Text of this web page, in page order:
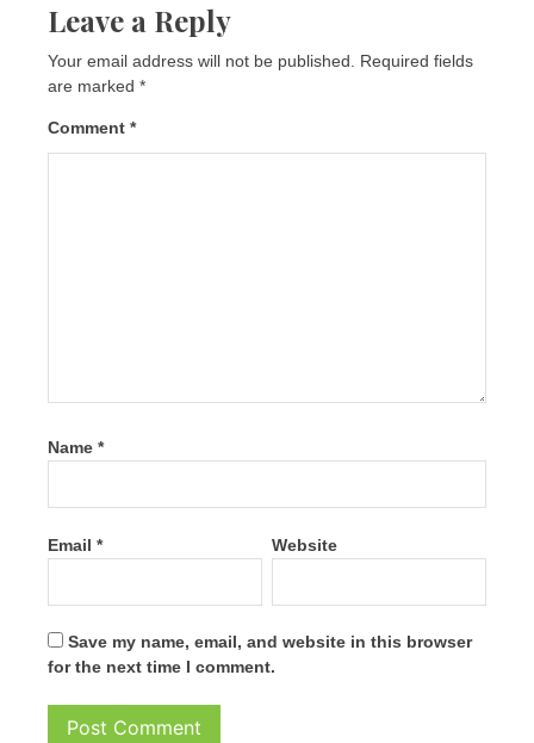
Leave a Reply
Your email address will not be published.
Required fields
are marked *
Comment *
Name *
Email * Website
Save my name, email, and website in this browser
for the next time I comment.